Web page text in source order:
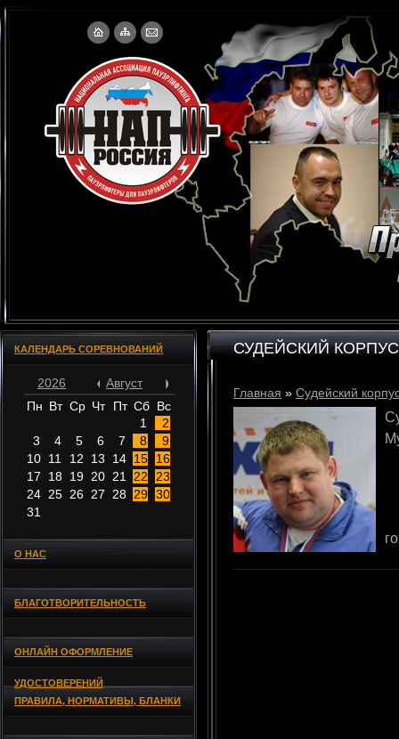
КАЛЕНДАРЬ СОРЕВНОВАНИЙ
2026
Август
Пн Вт Ср Чт Пт Сб Вс
1
2
3
4 5 6 7 8
9
10 11 12 13 14 15
16
17
18 19 20 21 22
23
24 25 26 27 28 29 30
31
О НАС
БЛАГОТВОРИТЕЛЬНОСТЬ
ОНЛАЙН ОФОРМЛЕНИЕ
УДОСТОВЕРЕНИЙ
ПРАВИЛА, НОРМАТИВЫ, БЛАНКИ
СУДЕЙСКИЙ КОРПУС
Главная » Судейский